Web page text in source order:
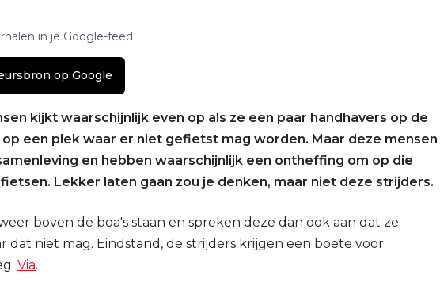
in je Google-feed
op Google
kijkt waarschijnlijk even op als ze een paar handhavers op de
een plek waar er niet gefietst mag worden. Maar deze mensen
en hebben waarschijnlijk een ontheffing om op die
Lekker laten gaan zou je denken, maar niet deze strijders.
boven de boa's staan en spreken deze dan ook aan dat ze
dat niet mag. Eindstand, de strijders krijgen een boete voor
Via.